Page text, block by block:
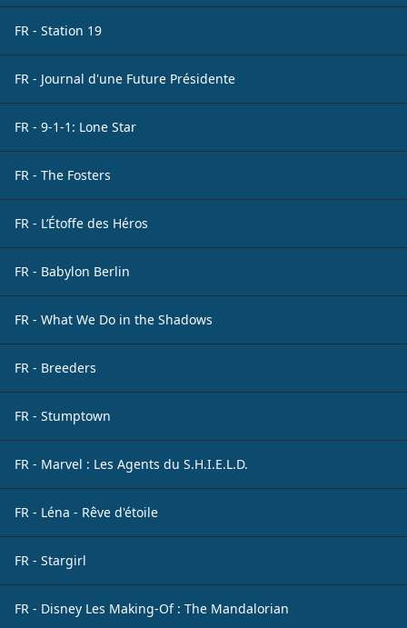
FR - Station 19
FR - Journal d'une Future Présidente
FR - 9-1-1: Lone Star
FR - The Fosters
FR - L’Étoffe des Héros
FR - Babylon Berlin
FR - What We Do in the Shadows
FR - Breeders
FR - Stumptown
FR - Marvel : Les Agents du S.H.I.E.L.D.
FR - Léna - Rêve d'étoile
FR - Stargirl
FR - Disney Les Making-Of : The Mandalorian